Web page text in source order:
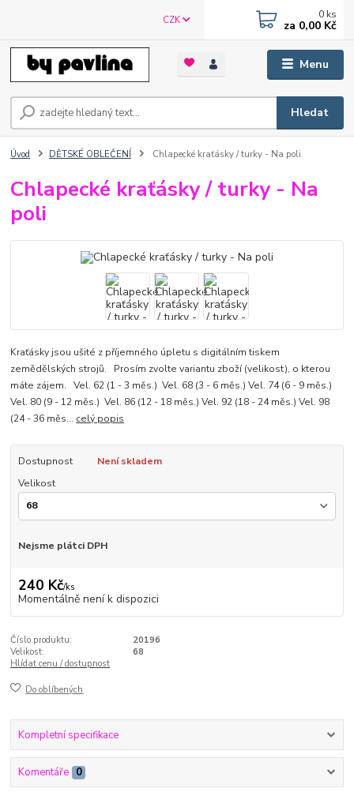
Menu
CZK
Hledat
0 ks
za 0,00 Kč
Úvod DĚTSKÉ OBLEČENÍ Chlapecké kraťásky / turky - Na poli
Chlapecké kraťásky / turky - Na
poli
Kraťásky jsou ušité z příjemného úpletu s digitálním tiskem
zemědělských strojů. Prosím zvolte variantu zboží (velikost), o kterou
máte zájem. Vel. 62 (1 - 3 měs.) Vel. 68 (3 - 6 měs.) Vel. 74 (6 - 9 měs.)
Vel. 80 (9 - 12 měs.) Vel. 86 (12 - 18 měs.) Vel. 92 (18 - 24 měs.) Vel. 98
(24 - 36 měs... celý popis
Dostupnost
Není skladem
Velikost
Nejsme plátci DPH
240 Kč/ks
Momentálně není k dispozici
Číslo produktu:
20196
Velikost:
68
Hlídat cenu / dostupnost
Do oblíbených
Kompletní specifikace
Komentáře 0